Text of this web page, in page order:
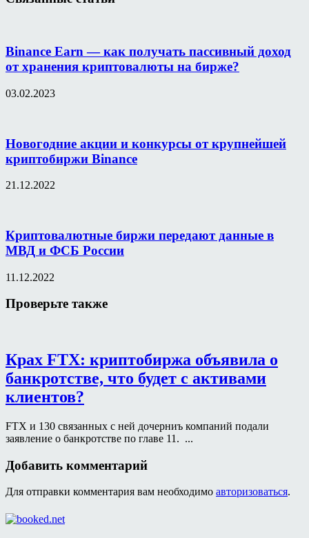
Binance Earn — как получать пассивный доход
от хранения криптовалюты на бирже?
03.02.2023
Новогодние акции и конкурсы от крупнейшей
криптобиржи Binance
21.12.2022
Криптовалютные биржи передают данные в
МВД и ФСБ России
11.12.2022
Проверьте также
Крах FTX: криптобиржа объявила о
банкротстве, что будет с активами
клиентов?
FTX и 130 связанных с ней дочерниъ компаний подали
заявление о банкротстве по главе 11. ...
Добавить комментарий
Для отправки комментария вам необходимо авторизоваться.